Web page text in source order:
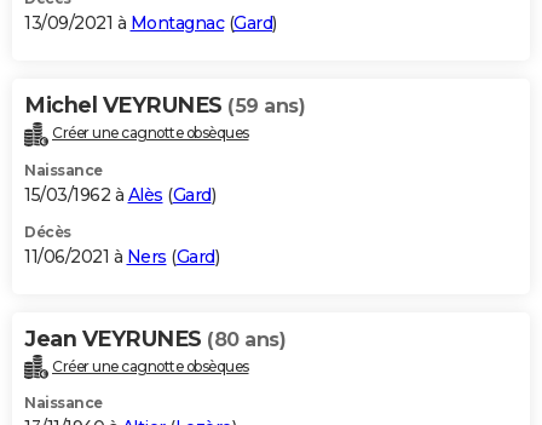
13/09/2021 à Montagnac(Gard)
Michel VEYRUNES (59 ans)
Créer une cagnotte obsèques
Naissance
15/03/1962 à Alès (Gard)
Décès
11/06/2021 à Ners (Gard)
Jean VEYRUNES (80 ans)
Créer une cagnotte obsèques
Naissance